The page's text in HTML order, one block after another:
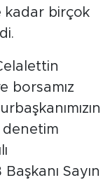
kadar birçok
borsamız
denetim
Sayın